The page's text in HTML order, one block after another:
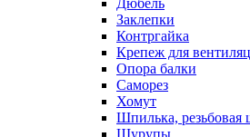
Дюбель
Заклепки
Контргайка
Крепеж для
Опора балки
Саморез
Хомут
Шпилька, резьбовая
Шурупы